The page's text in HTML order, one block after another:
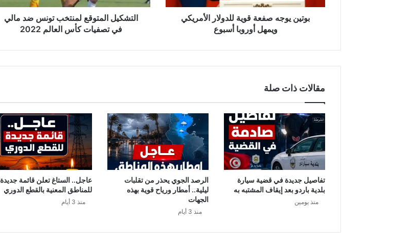
أسبوع
بوتين يوجه صفعة قوية للدولار الأمريكي
ويمهل أوروبا أسبوع
كأس
العالمالتشكيل المتوقع لمنتخب تونس ضد مالي
في تصفيات كأس العالم 2022
مقالات ذات صلة
تفاصيل جديدة في قضية سيارة
بلدية باردو بعد إيقاف المشتبه به
منذ يومين
الرصد الجوي يحذر من تقلبات
ليلية.. أمطار ورياح قوية بهذه
الجهات
منذ 3 أيام
عاجل.. الستاغ تعلن قائمة جديدة
للمناطق المعنية بالقطع الدوري
منذ 3 أيام